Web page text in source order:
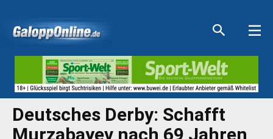
Deutsches Derby: Schafft
Murzabayev nach 69 Jahren